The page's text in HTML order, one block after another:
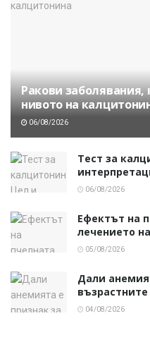
Ракови
нивото на
06/08/2026
Тест за
06/08/2026
Ефектът на
лечението
05/08/2026
Дали
възрастните
04/08/2026